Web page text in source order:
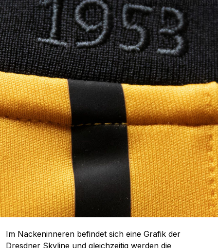
Im Nackeninneren befindet sich eine Grafik der
Dresdner Skyline und gleichzeitig werden die